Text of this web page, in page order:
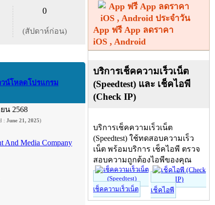
0
(สัปดาห์ก่อน)
วน์โหลดโปรแกรม
น 2568
: June 21, 2025)
And Media Company
App ฟรี App ลดราคา
iOS , Android
บริการเช็คความเร็วเน็ต
(Speedtest) และ เช็คไอพี
(Check IP)
บริการเช็คความเร็วเน็ต
(Speedtest) ใช้ทดสอบความเร็ว
เน็ต พร้อมบริการ เช็คไอพี ตรวจ
สอบความถูกต้องไอพีของคุณ
เช็คความเร็วเน็ต เช็คไอพี